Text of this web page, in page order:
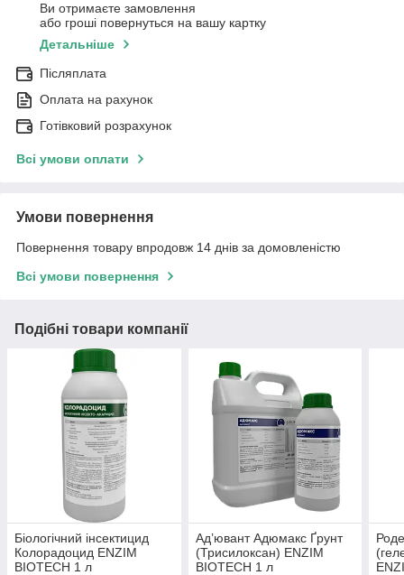
Ви отримаєте замовлення
або гроші повернуться на вашу картку
Детальніше
Післяплата
Оплата на рахунок
Готівковий розрахунок
Всі умови оплати
Умови повернення
Повернення товару впродовж 14 днів за домовленістю
Всі умови повернення
Подібні товари компанії
Біологічний інсектицид
Колорадоцид ENZIM
BIOTECH 1 л
Ад’ювант Адюмакс Ґрунт
(Трисилоксан) ENZIM
BIOTECH 1 л